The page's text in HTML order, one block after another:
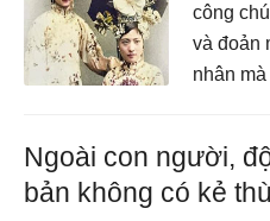
công
và đoản
nhân
Ngoài con người,
bản không có kẻ